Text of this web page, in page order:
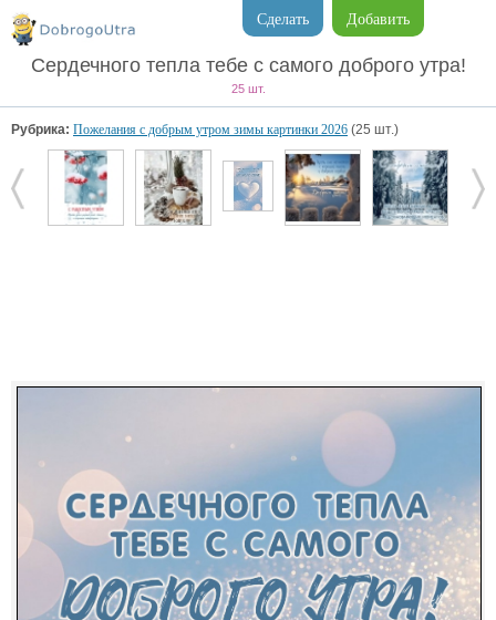
Добавить
Сделать
Сердечного тепла тебе с самого доброго утра!
25 шт.
Рубрика: Пожелания с добрым утром зимы картинки 2026 (25 шт.)